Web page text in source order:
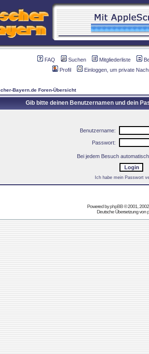
FAQ Suchen Mitgliederliste
Profil
Einloggen, um private
Bayern.de Foren-Übersicht
Gib bitte deinen Benutzernamen und dein
Benutzername:
Passwort:
Bei jedem Besuch
Ich habe mein Passwort
Powered byphpBB© 2001,
Deutsche Übersetzung von